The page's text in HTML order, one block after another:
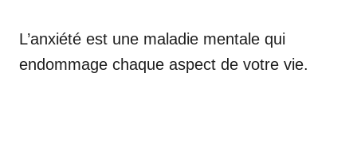
L’anxiété est une maladie mentale qui
endommage chaque aspect de votre vie.